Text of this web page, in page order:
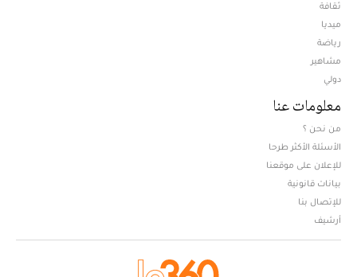
ثقافة
ميديا
رياضة
مشاهير
دولي
معلومات عنا
من نحن ؟
الأسئلة الأكثر طرحا
للإعلان على موقعنا
بيانات قانونية
للإتصال بنا
أرشيف